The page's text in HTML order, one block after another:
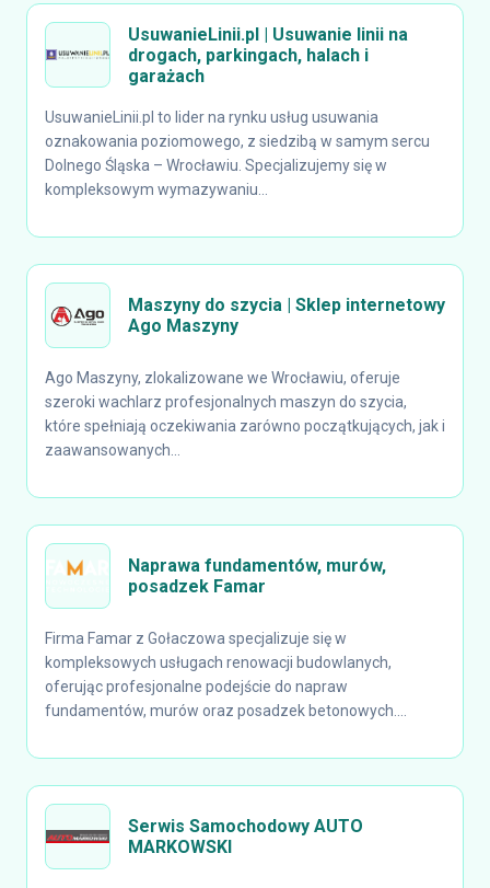
UsuwanieLinii.pl | Usuwanie linii na
drogach, parkingach, halach i
garażach
UsuwanieLinii.pl to lider na rynku usług usuwania
oznakowania poziomowego, z siedzibą w samym sercu
Dolnego Śląska – Wrocławiu. Specjalizujemy się w
kompleksowym wymazywaniu...
Maszyny do szycia | Sklep internetowy
Ago Maszyny
Ago Maszyny, zlokalizowane we Wrocławiu, oferuje
szeroki wachlarz profesjonalnych maszyn do szycia,
które spełniają oczekiwania zarówno początkujących, jak i
zaawansowanych...
Naprawa fundamentów, murów,
posadzek Famar
Firma Famar z Gołaczowa specjalizuje się w
kompleksowych usługach renowacji budowlanych,
oferując profesjonalne podejście do napraw
fundamentów, murów oraz posadzek betonowych....
Serwis Samochodowy AUTO
MARKOWSKI